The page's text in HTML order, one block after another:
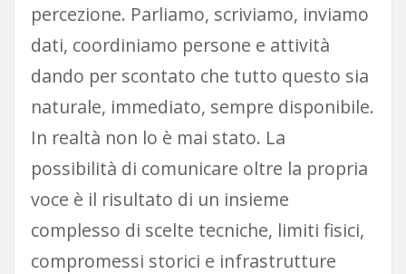
percezione. Parliamo, scriviamo, inviamo
dati, coordiniamo persone e attività
dando per scontato che tutto questo sia
naturale, immediato, sempre disponibile.
In realtà non lo è mai stato. La
possibilità di comunicare oltre la propria
voce è il risultato di un insieme
complesso di scelte tecniche, limiti fisici,
compromessi storici e infrastrutture